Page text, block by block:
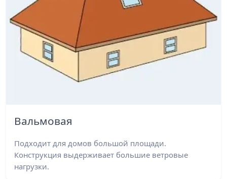
Вальмовая
Подходит для домов большой площади.
Конструкция выдерживает большие ветровые
нагрузки.